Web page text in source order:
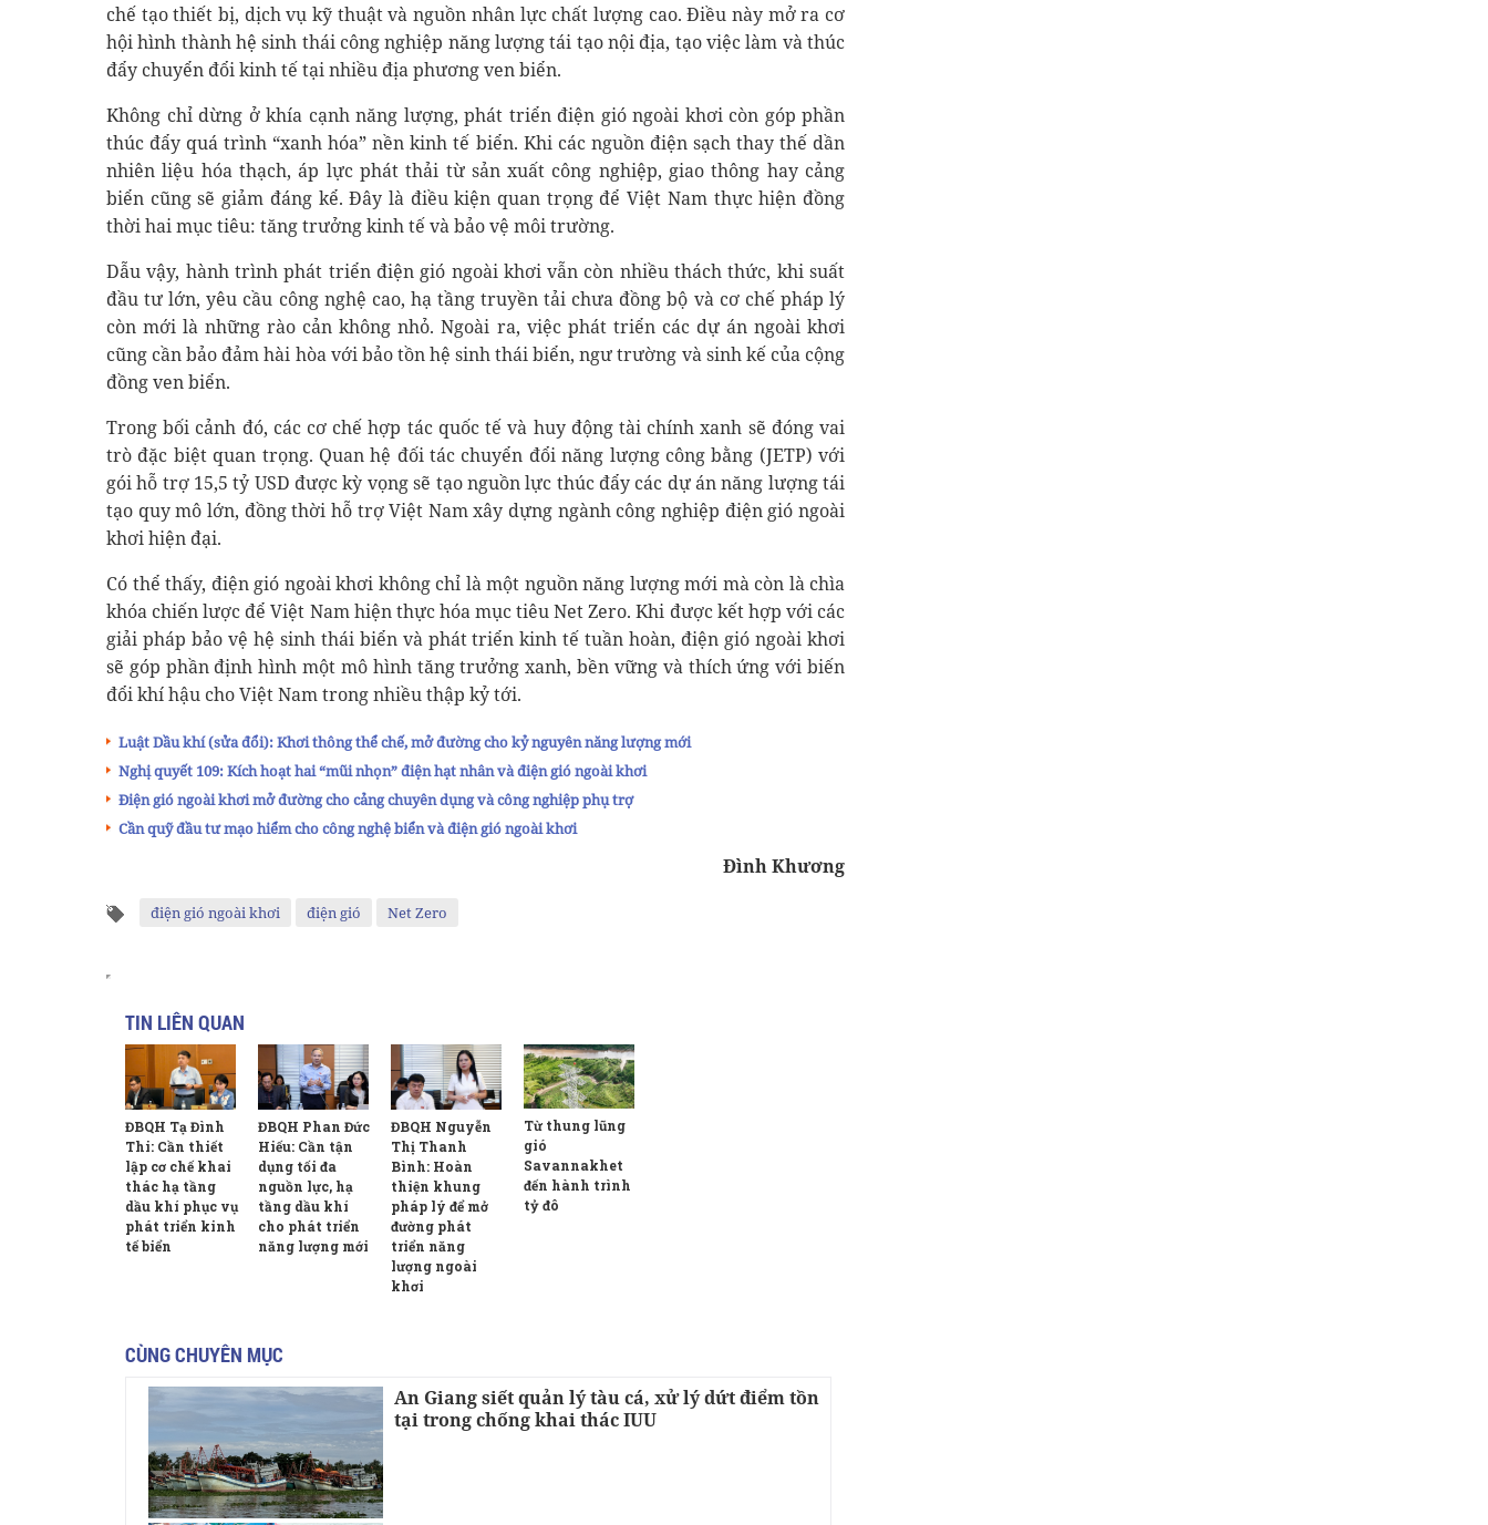
chế tạo thiết bị, dịch vụ kỹ thuật và nguồn nhân lực chất lượng cao. Điều này mở ra cơ
hội hình thành hệ sinh thái công nghiệp năng lượng tái tạo nội địa, tạo việc làm và thúc
đẩy chuyển đổi kinh tế tại nhiều địa phương ven biển.
Không chỉ dừng ở khía cạnh năng lượng, phát triển điện gió ngoài khơi còn góp phần
thúc đẩy quá trình “xanh hóa” nền kinh tế biển. Khi các nguồn điện sạch thay thế dần
nhiên liệu hóa thạch, áp lực phát thải từ sản xuất công nghiệp, giao thông hay cảng
biển cũng sẽ giảm đáng kể. Đây là điều kiện quan trọng để Việt Nam thực hiện đồng
thời hai mục tiêu: tăng trưởng kinh tế và bảo vệ môi trường.
Dẫu vậy, hành trình phát triển điện gió ngoài khơi vẫn còn nhiều thách thức, khi suất
đầu tư lớn, yêu cầu công nghệ cao, hạ tầng truyền tải chưa đồng bộ và cơ chế pháp lý
còn mới là những rào cản không nhỏ. Ngoài ra, việc phát triển các dự án ngoài khơi
cũng cần bảo đảm hài hòa với bảo tồn hệ sinh thái biển, ngư trường và sinh kế của cộng
đồng ven biển.
Trong bối cảnh đó, các cơ chế hợp tác quốc tế và huy động tài chính xanh sẽ đóng vai
trò đặc biệt quan trọng. Quan hệ đối tác chuyển đổi năng lượng công bằng (JETP) với
gói hỗ trợ 15,5 tỷ USD được kỳ vọng sẽ tạo nguồn lực thúc đẩy các dự án năng lượng tái
tạo quy mô lớn, đồng thời hỗ trợ Việt Nam xây dựng ngành công nghiệp điện gió ngoài
khơi hiện đại.
Có thể thấy, điện gió ngoài khơi không chỉ là một nguồn năng lượng mới mà còn là chìa
khóa chiến lược để Việt Nam hiện thực hóa mục tiêu Net Zero. Khi được kết hợp với các
giải pháp bảo vệ hệ sinh thái biển và phát triển kinh tế tuần hoàn, điện gió ngoài khơi
sẽ góp phần định hình một mô hình tăng trưởng xanh, bền vững và thích ứng với biến
đổi khí hậu cho Việt Nam trong nhiều thập kỷ tới.
Luật Dầu khí (sửa đổi): Khơi thông thể chế, mở đường cho kỷ nguyên năng lượng mới
Nghị quyết 109: Kích hoạt hai “mũi nhọn” điện hạt nhân và điện gió ngoài khơi
Điện gió ngoài khơi mở đường cho cảng chuyên dụng và công nghiệp phụ trợ
Cần quỹ đầu tư mạo hiểm cho công nghệ biển và điện gió ngoài khơi
Đình Khương
điện gió ngoài khơi điện gió Net Zero
TIN LIÊN QUAN
ĐBQH Tạ Đình
Thi: Cần thiết
lập cơ chế khai
thác hạ tầng
dầu khí phục vụ
phát triển kinh
tế biển
ĐBQH Phan Đức
Hiếu: Cần tận
dụng tối đa
nguồn lực, hạ
tầng dầu khí
cho phát triển
năng lượng mới
ĐBQH Nguyễn
Thị Thanh
Bình: Hoàn
thiện khung
pháp lý để mở
đường phát
triển năng
lượng ngoài
khơi
Từ thung lũng
gió
Savannakhet
đến hành trình
tỷ đô
CÙNG CHUYÊN MỤC
An Giang siết quản lý tàu cá, xử lý dứt điểm tồn
tại trong chống khai thác IUU